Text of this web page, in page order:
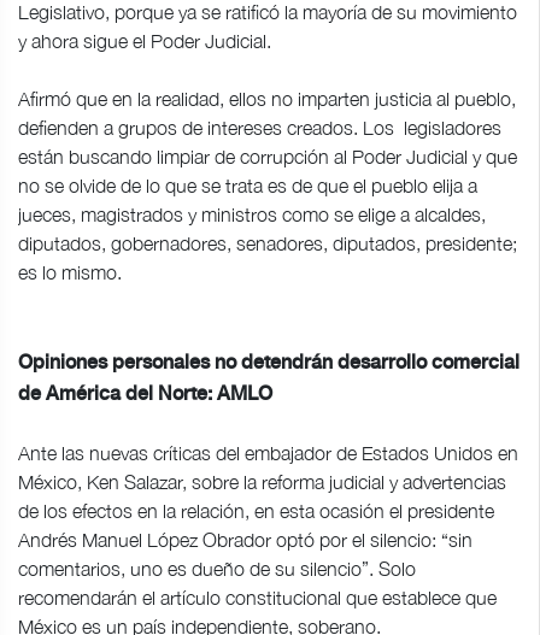
Legislativo, porque ya se ratificó la mayoría de su movimiento
y ahora sigue el Poder Judicial.
Afirmó que en la realidad, ellos no imparten justicia al pueblo,
defienden a grupos de intereses creados. Los legisladores
están buscando limpiar de corrupción al Poder Judicial y que
no se olvide de lo que se trata es de que el pueblo elija a
jueces, magistrados y ministros como se elige a alcaldes,
diputados, gobernadores, senadores, diputados, presidente;
es lo mismo.
Opiniones personales no detendrán desarrollo comercial
de América del Norte: AMLO
Ante las nuevas críticas del embajador de Estados Unidos en
México, Ken Salazar, sobre la reforma judicial y advertencias
de los efectos en la relación, en esta ocasión el presidente
Andrés Manuel López Obrador optó por el silencio: “sin
comentarios, uno es dueño de su silencio”. Solo
recomendarán el artículo constitucional que establece que
México es un país independiente, soberano.